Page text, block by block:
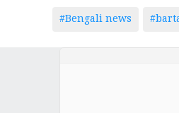
#Bengali news